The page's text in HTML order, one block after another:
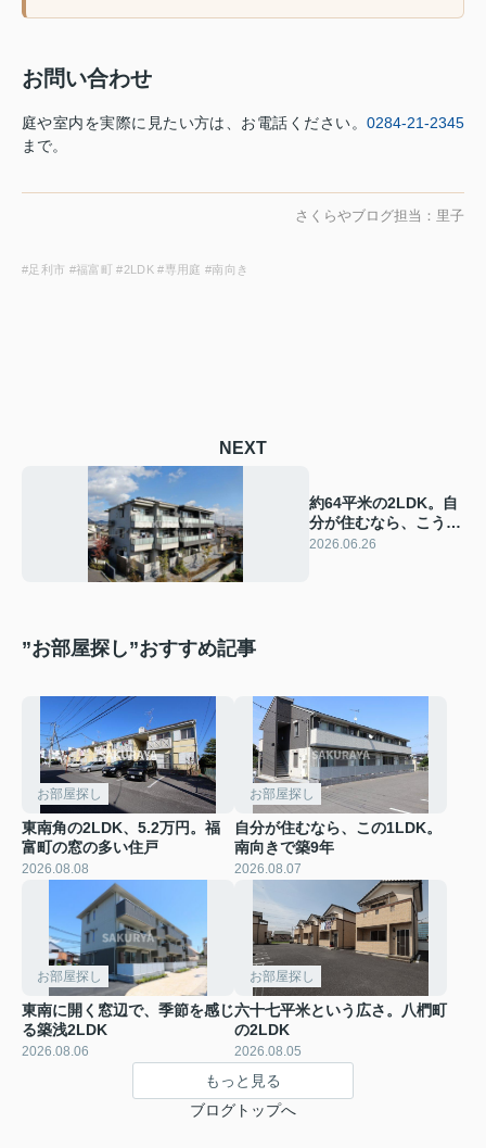
お問い合わせ
庭や室内を実際に見たい方は、お電話ください。 0284-21-2345
まで。
さくらやブログ担当：里子
#足利市 #福富町 #2LDK #専用庭 #南向き
NEXT
約64平米の2LDK。自
分が住むなら、こう使
ってみたい
2026.06.26
”お部屋探し”おすすめ記事
お部屋探し
東南角の2LDK、5.2万円。福
富町の窓の多い住戸
2026.08.08
お部屋探し
自分が住むなら、この1LDK。
南向きで築9年
2026.08.07
お部屋探し
東南に開く窓辺で、季節を感じ
る築浅2LDK
2026.08.06
お部屋探し
六十七平米という広さ。八椚町
の2LDK
2026.08.05
もっと見る
ブログトップへ